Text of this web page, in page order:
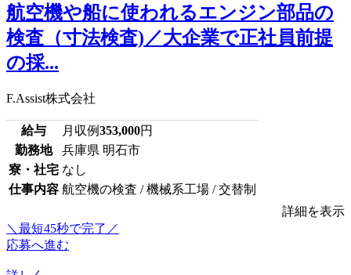
航空機や船に使われるエンジン部品の
検査（寸法検査)／大企業で正社員前提
の採...
F.Assist株式会社
給与 月収例353,000円
勤務地
兵庫県 明石市
寮・社宅 なし
仕事内容 航空機の検査 / 機械系工場 / 交替制
詳細を表示
＼最短45秒で完了／
応募へ進む